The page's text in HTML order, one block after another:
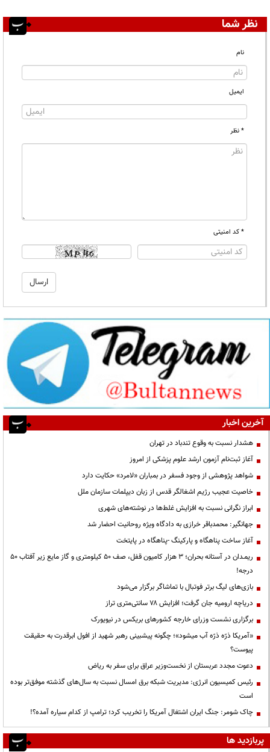
نظر شما
نام
ایمیل
* نظر
* کد امنیتی
آخرین اخبار
هشدار نسبت به وقوع تندباد در تهران
آغاز ثبت‌نام آزمون ارشد علوم پزشکی از امروز
شواهد پژوهشی از وجود فسفر در بمباران «لامرد» حکایت دارد
خاصیت عجیب رژیم اشغالگر قدس از زبان دیپلمات سازمان ملل
ابراز نگرانی نسبت به افزایش غلط‌ها در نوشته‌های شهری
جهانگیر: محمدباقر خرازی به دادگاه ویژه روحانیت احضار شد
آغاز ساخت پناهگاه و پارکینگ -پناهگاه در پایتخت
ریمـدان در آستانه بحران؛ ۳ هزار کامیون قفل، صف ۵۰ کیلومتری و گاز مایع زیر آفتاب ۵۰
درجه!
بازی‌های لیگ برتر فوتبال با تماشاگر برگزار می‌شود
دریاچه ارومیه جان گرفت؛ افزایش ۷۸ سانتی‌متری تراز
برگزاری نشست وزرای خارجه کشورهای بریکس در نیویورک
«آمریکا ذرّه ذرّه آب میشود»؛ چگونه پیشبینی رهبر شهید از افول ابرقدرت به حقیقت
پیوست؟
دعوت مجدد عربستان از نخست‌وزیر عراق برای سفر به ریاض
رئیس کمیسیون انرژی: مدیریت شبکه برق امسال نسبت به سال‌های گذشته موفق‌تر بوده
است
چاک شومر: جنگ ایران اشتغال آمریکا را تخریب کرد؛ ترامپ از کدام سیاره آمده؟!
پربازدید ها